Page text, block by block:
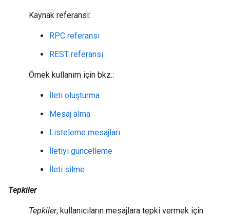
Kaynak referansı:
RPC referansı
REST referansı
Örnek kullanım için bkz.:
İleti oluşturma
Mesaj alma
Listeleme mesajları
İletiyi güncelleme
İleti silme
Tepkiler
Tepkiler, kullanıcıların mesajlara tepki vermek için